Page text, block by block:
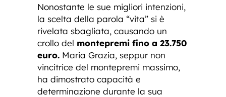
Nonostante le sue migliori intenzioni,
la scelta della parola “vita” si è
rivelata sbagliata, causando un
crollo del montepremi fino a 23.750
euro. Maria Grazia, seppur non
vincitrice del montepremi massimo,
ha dimostrato capacità e
determinazione durante la sua